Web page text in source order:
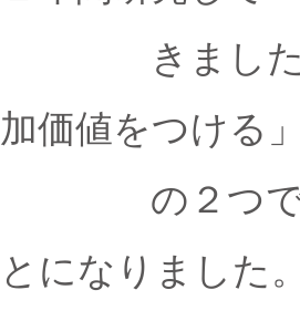
きました。研
加価値をつける」
の２つで、ほ
とになりました。